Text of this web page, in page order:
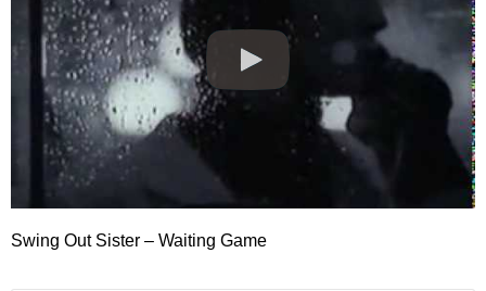
Swing Out Sister – Waiting Game